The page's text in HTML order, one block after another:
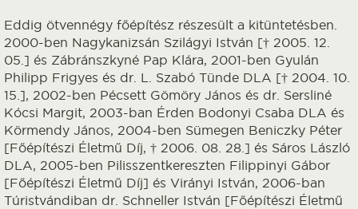
Eddig ötvennégy főépítész részesült a kitüntetésben.
2000-ben Nagykanizsán Szilágyi István [† 2005. 12.
05.] és Zábránszkyné Pap Klára, 2001-ben Gyulán
Philipp Frigyes és dr. L. Szabó Tünde DLA [† 2004. 10.
15.], 2002-ben Pécsett Gömöry János és dr. Sersliné
Kócsi Margit, 2003-ban Érden Bodonyi Csaba DLA és
Körmendy János, 2004-ben Sümegen Beniczky Péter
[Főépítészi Életmű Díj, † 2006. 08. 28.] és Sáros László
DLA, 2005-ben Pilisszentkereszten Filippinyi Gábor
[Főépítészi Életmű Díj] és Virányi István, 2006-ban
Túristvándiban dr. Schneller István [Főépítészi Életmű